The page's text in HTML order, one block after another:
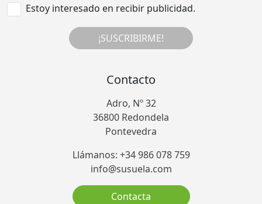
Estoy interesado en recibir publicidad.
¡SUSCRIBIRME!
Contacto
Adro, Nº 32
36800 Redondela
Pontevedra
Llámanos: +34 986 078 759
info@susuela.com
Contacta